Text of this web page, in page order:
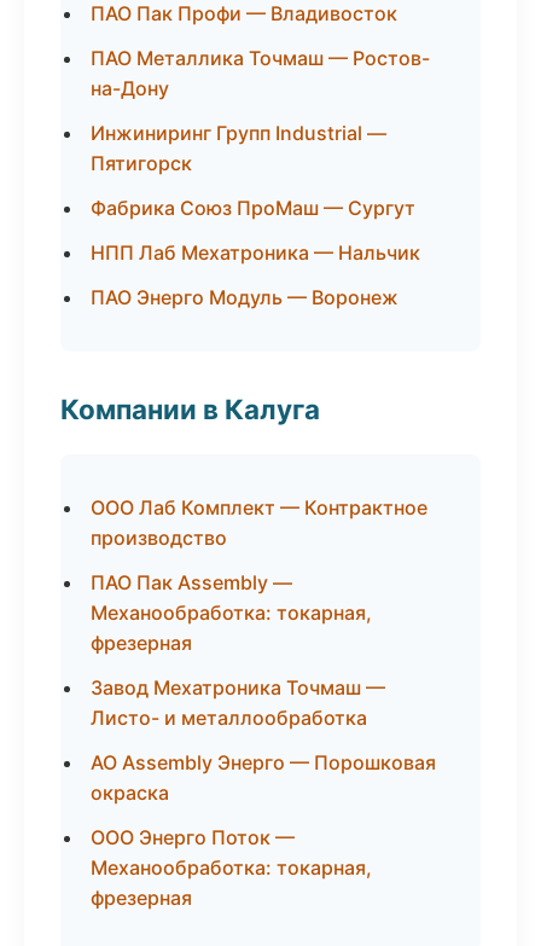
ПАО Пак Профи — Владивосток
ПАО Металлика Точмаш — Ростов-
на-Дону
Инжиниринг Групп Industrial —
Пятигорск
Фабрика Союз ПроМаш — Сургут
НПП Лаб Мехатроника — Нальчик
ПАО Энерго Модуль — Воронеж
Компании в Калуга
ООО Лаб Комплект — Контрактное
производство
ПАО Пак Assembly —
Механообработка: токарная,
фрезерная
Завод Мехатроника Точмаш —
Листо- и металлообработка
АО Assembly Энерго — Порошковая
окраска
ООО Энерго Поток —
Механообработка: токарная,
фрезерная